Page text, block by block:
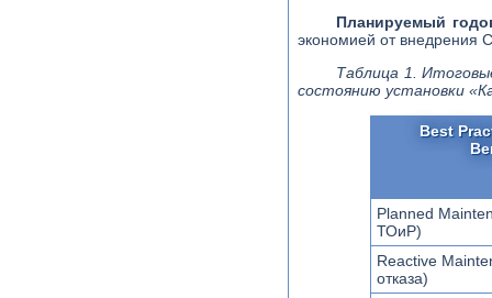
Планируемый
экономией от внедрения
Таблица 1.
состоянию установки
Best
Planned
ТОиР)
Reactive
отказа)